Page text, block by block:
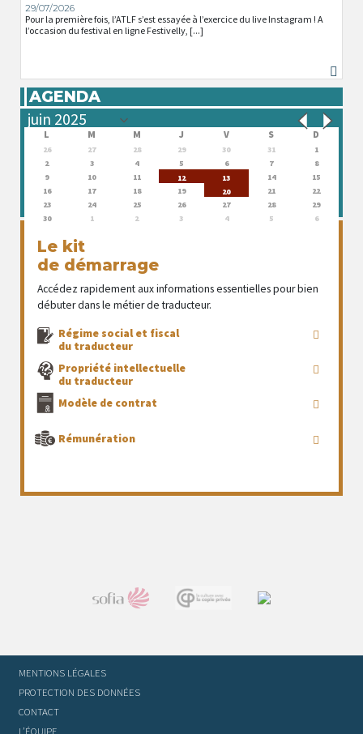
29/07/2026
Pour la première fois, l’ATLF s’est essayée à l’exercice du live Instagram ! A
l’occasion du festival en ligne Festivelly, [...]
AGENDA
L M M J V S D
26 27 28 29 30 31
1
2
3 4 5 6 7
8
9
10 11 12 13 14
15
16
17 18 19 20 21
22
23
24 25 26 27 28
29
30
1 2 3 4 5 6
Le kit
de démarrage
Accédez rapidement aux informations essentielles pour bien
débuter dans le métier de traducteur.
Régime social et fiscal
du traducteur
Propriété intellectuelle
du traducteur
Modèle de contrat
Rémunération
MENTIONS LÉGALES
PROTECTION DES DONNÉES
CONTACT
L’ÉQUIPE